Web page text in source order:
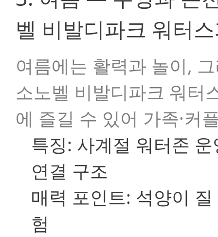
벨 비발디파크 워터
여름에는 활력과 놀이,
소노벨 비발디파크 워터
에 즐길 수 있어 가족·커
특징: 사계절 워터존
연결 구조
매력 포인트: 석양이
험